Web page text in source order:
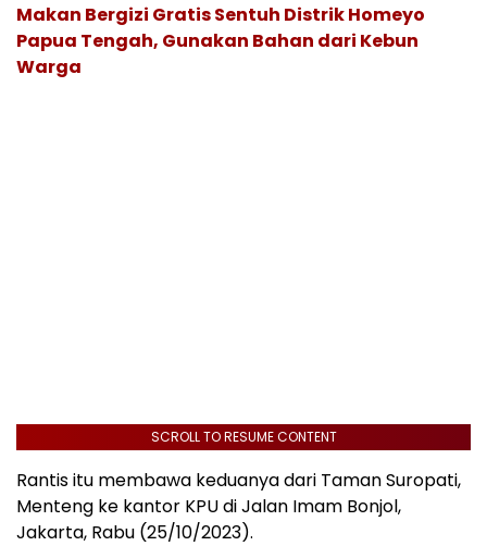
Makan Bergizi Gratis Sentuh Distrik Homeyo
Papua Tengah, Gunakan Bahan dari Kebun
Warga
SCROLL TO RESUME CONTENT
Rantis itu membawa keduanya dari Taman Suropati,
Menteng ke kantor KPU di Jalan Imam Bonjol,
Jakarta, Rabu (25/10/2023).